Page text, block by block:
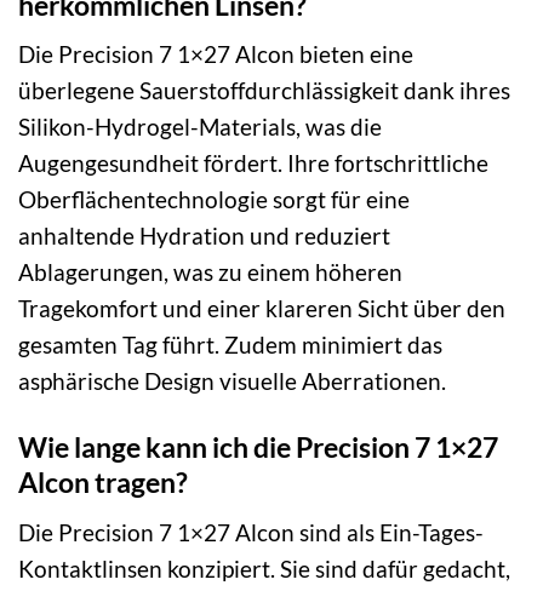
Die Precision 7 1×27 Alcon bieten eine
überlegene Sauerstoffdurchlässigkeit dank ihres
Silikon-Hydrogel-Materials, was die
Augengesundheit fördert. Ihre fortschrittliche
Oberflächentechnologie sorgt für eine
anhaltende Hydration und reduziert
Ablagerungen, was zu einem höheren
Tragekomfort und einer klareren Sicht über den
gesamten Tag führt. Zudem minimiert das
asphärische Design visuelle Aberrationen.
Wie lange kann ich die Precision 7 1×27
Alcon tragen?
Die Precision 7 1×27 Alcon sind als Ein-Tages-
Kontaktlinsen konzipiert. Sie sind dafür gedacht,